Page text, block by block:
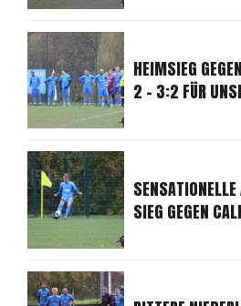
HEIMSIEG
2 - 3:2 FÜR
SIEG GEGEN